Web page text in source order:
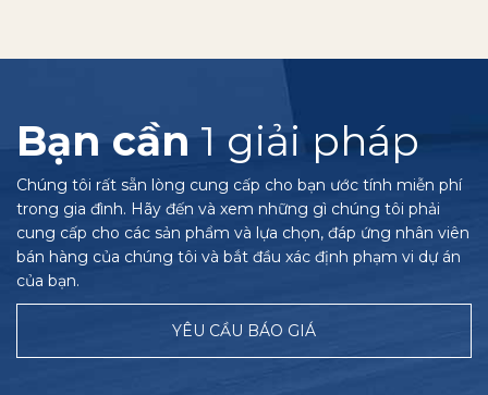
Bạn cần 1 giải pháp
Chúng tôi rất sẵn lòng cung cấp cho bạn ước tính miễn phí
trong gia đình. Hãy đến và xem những gì chúng tôi phải
cung cấp cho các sản phẩm và lựa chọn, đáp ứng nhân viên
bán hàng của chúng tôi và bắt đầu xác định phạm vi dự án
của bạn.
YÊU CẦU BÁO GIÁ